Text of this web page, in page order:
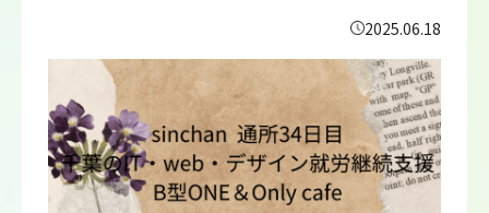
2025.06.18